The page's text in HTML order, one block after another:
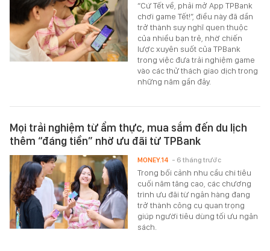
“Cứ Tết về, phải mở App TPBank
chơi game Tết!”, điều này đã dần
trở thành suy nghĩ quen thuộc
của nhiều bạn trẻ, nhờ chiến
lược xuyên suốt của TPBank
trong việc đưa trải nghiệm game
vào các thử thách giao dịch trong
những năm gần đây.
Mọi trải nghiệm từ ẩm thực, mua sắm đến du lịch
thêm “đáng tiền” nhờ ưu đãi từ TPBank
Trong bối cảnh nhu cầu chi tiêu
cuối năm tăng cao, các chương
trình ưu đãi từ ngân hàng đang
trở thành công cụ quan trọng
giúp người tiêu dùng tối ưu ngân
sách.
MONEY.14 - 6 tháng trước